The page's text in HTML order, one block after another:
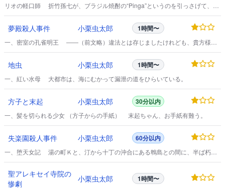
リオの軽口師 折竹孫七が、ブラジル焼酎の“Pinga”というのを引っさげて、私
夢殿殺人事件 小栗虫太郎 1時間〜
一、密室の孔雀明王 ――（前文略）違法とは存じましたけれども、貴方様が
地虫 小栗虫太郎 1時間〜
一、紅い水母 大都市は、海にむかって漏泄の道をひらいている。
方子と末起 小栗虫太郎 30分以内
一、髪を切られる少女 （方子からの手紙） 末起ちゃん、お手紙有難う。
失楽園殺人事件 小栗虫太郎 60分以内
一、堕天女記 湯の町Ｋと、汀から十丁の沖合にある鵯島との間に、半ば朽ち
聖アレキセイ寺院の
惨劇
小栗虫太郎 1時間〜